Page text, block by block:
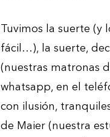
Tuvimos la suerte (y
fácil…), la suerte,
(nuestras matronas
whatsapp, en el
con ilusión,
de Maier (nuestra